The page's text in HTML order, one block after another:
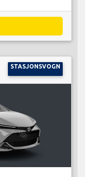
STASJONSVOGN